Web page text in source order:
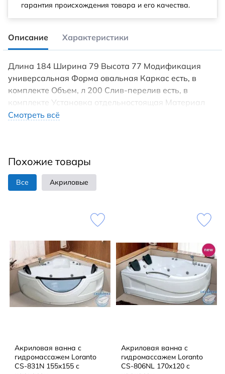
гарантия происхождения товара и его качества.
Описание Характеристики
Длина 184 Ширина 79 Высота 77 Модификация
универсальная Форма овальная Каркас есть, в
комплекте Объем, л 200 Слив-перелив есть, в
комплекте Установка отдельностоящая Материал
акрил Гарантия 3 года Цвет белый
Смотреть всё
Похожие товары
Все Акриловые
Акриловая ванна с
гидромассажем Loranto
CS-831N 155x155 с
Акриловая ванна с
гидромассажем Loranto
CS-806NL 170x120 с